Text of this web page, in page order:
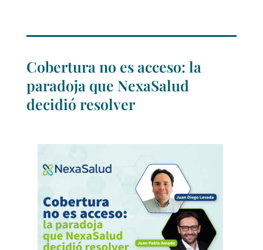
Cobertura no es acceso: la
paradoja que NexaSalud
decidió resolver